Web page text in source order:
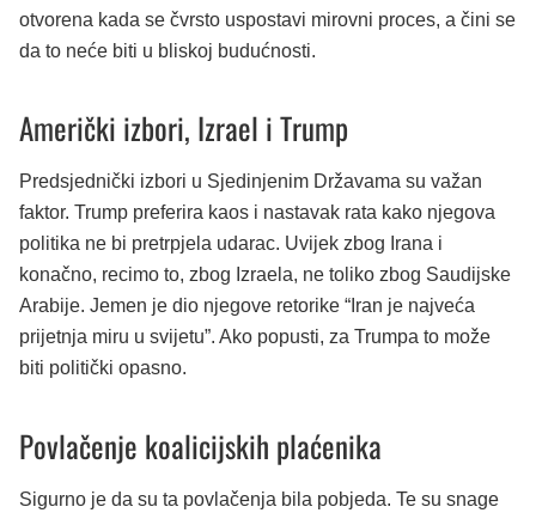
otvorena kada se čvrsto uspostavi mirovni proces, a čini se
da to neće biti u bliskoj budućnosti.
Američki izbori, Izrael i Trump
Predsjednički izbori u Sjedinjenim Državama su važan
faktor. Trump preferira kaos i nastavak rata kako njegova
politika ne bi pretrpjela udarac. Uvijek zbog Irana i
konačno, recimo to, zbog Izraela, ne toliko zbog Saudijske
Arabije. Jemen je dio njegove retorike “Iran je najveća
prijetnja miru u svijetu”. Ako popusti, za Trumpa to može
biti politički opasno.
Povlačenje koalicijskih plaćenika
Sigurno je da su ta povlačenja bila pobjeda. Te su snage